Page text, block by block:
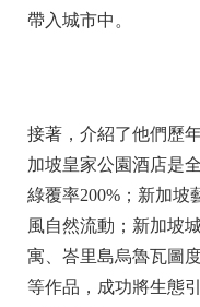
帶入城市中。
接著，介紹了他們歷
加坡皇家公園酒店是
綠覆率200%；新加坡
風自然流動；新加坡
寓、峇里島烏魯瓦圖
等作品，成功將生態